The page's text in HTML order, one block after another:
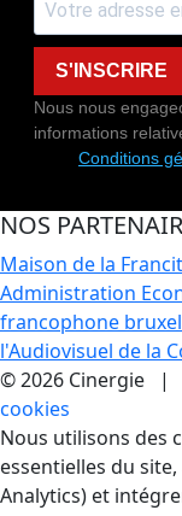
S'INSCRIRE
Nous nous
informations
Conditions
NOS
Maison de la
Administration
francophone
l'Audiovisuel de la
© 2026 Cinergie |
cookies
Gestion des
Nous utilisons des
essentielles du
Analytics) et